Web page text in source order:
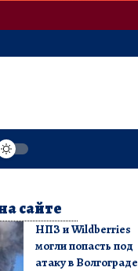
сайте
НПЗ и Wildberries
могли попасть под
атаку в Волгограде